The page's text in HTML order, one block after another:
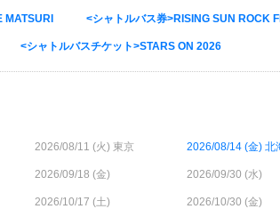
MATSURI <シャトルバス券>RISING SUN ROCK
<シャトルバスチケット>STARS ON 2026
2026/08/11 (火) 東京 2026/08/14 (金) 北
2026/09/18 (金) 2026/09/30 (水)
2026/10/17 (土) 2026/10/30 (金)